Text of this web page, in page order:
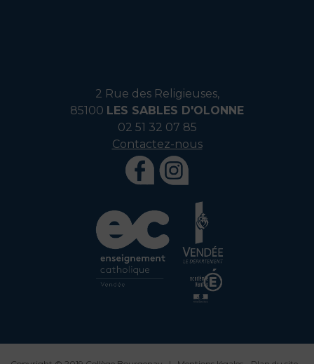
2 Rue des Religieuses,
85100 LES SABLES D'OLONNE
02 51 32 07 85
Contactez-nous